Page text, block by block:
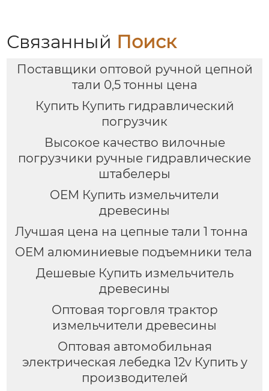
Связанный Поиск
Поставщики оптовой ручной цепной
тали 0,5 тонны цена
Купить Купить гидравлический
погрузчик
Высокое качество вилочные
погрузчики ручные гидравлические
штабелеры
OEM Купить измельчители
древесины
Лучшая цена на цепные тали 1 тонна
OEM алюминиевые подъемники тела
Дешевые Купить измельчитель
древесины
Оптовая торговля трактор
измельчители древесины
Оптовая автомобильная
электрическая лебедка 12v Купить у
производителей